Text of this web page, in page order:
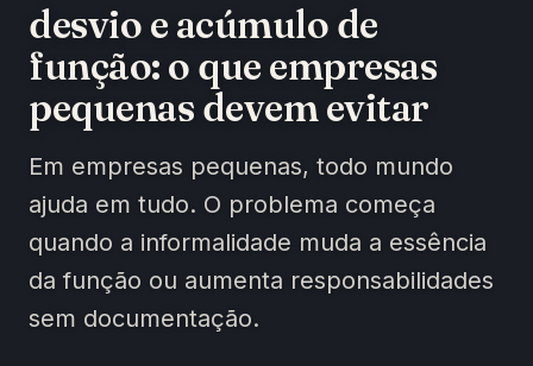
desvio e acúmulo de
função: o que empresas
pequenas devem evitar
Em empresas pequenas, todo mundo
ajuda em tudo. O problema começa
quando a informalidade muda a essência
da função ou aumenta responsabilidades
sem documentação.